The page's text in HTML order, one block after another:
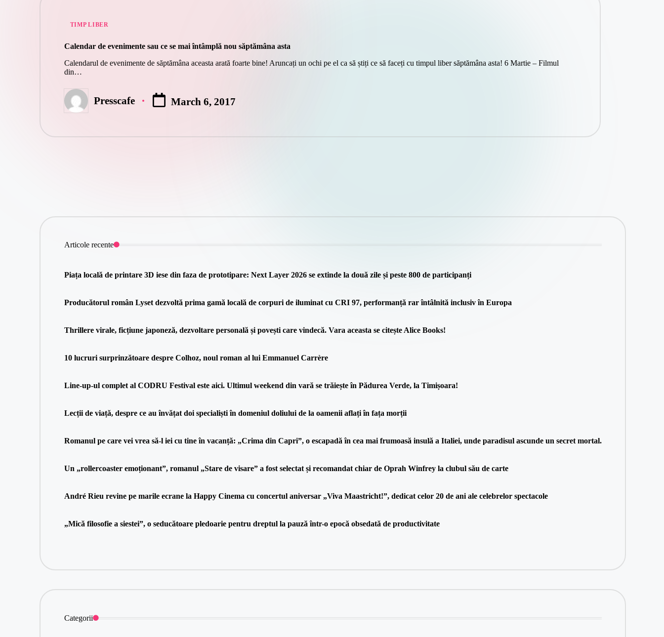
Posted
TIMP LIBER
Calendar de evenimente sau ce se mai întâmplă nou săptămâna asta
Calendarul de evenimente de săptămâna aceasta arată foarte bine! Aruncați un ochi pe el ca să știți ce să faceți cu timpul liber săptămâna asta! 6 Martie – Filmul
din…
Posted Presscafe March 6, 2017
Articole recente
Piața locală de printare 3D iese din faza de prototipare: Next Layer 2026 se extinde la două zile și peste 800 de participanți
Producătorul român Lyset dezvoltă prima gamă locală de corpuri de iluminat cu CRI 97, performanță rar întâlnită inclusiv în Europa
Thrillere virale, ficțiune japoneză, dezvoltare personală și povești care vindecă. Vara aceasta se citește Alice Books!
10 lucruri surprinzătoare despre Colhoz, noul roman al lui Emmanuel Carrère
Line-up-ul complet al CODRU Festival este aici. Ultimul weekend din vară se trăiește în Pădurea Verde, la Timișoara!
Lecții de viață, despre ce au învățat doi specialiști în domeniul doliului de la oamenii aflați în fața morții
Romanul pe care vei vrea să-l iei cu tine în vacanță: „Crima din Capri”, o escapadă în cea mai frumoasă insulă a Italiei, unde paradisul ascunde un secret mortal.
Un „rollercoaster emoționant”, romanul „Stare de visare” a fost selectat și recomandat chiar de Oprah Winfrey la clubul său de carte
André Rieu revine pe marile ecrane la Happy Cinema cu concertul aniversar „Viva Maastricht!”, dedicat celor 20 de ani ale celebrelor spectacole
„Mică filosofie a siestei”, o seducătoare pledoarie pentru dreptul la pauză într-o epocă obsedată de productivitate
Categorii